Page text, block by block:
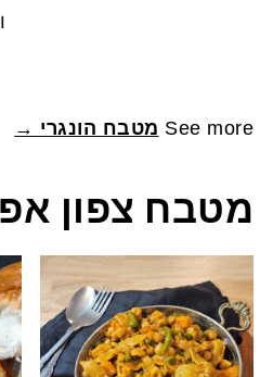
See more מטבח הונגרי →
מטבח צפון